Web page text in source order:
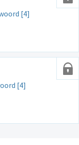
[4]
[4]